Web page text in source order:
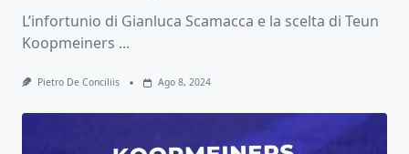
L’infortunio di Gianluca Scamacca e la scelta di Teun
Koopmeiners ...
Pietro De Conciliis Ago 8, 2024